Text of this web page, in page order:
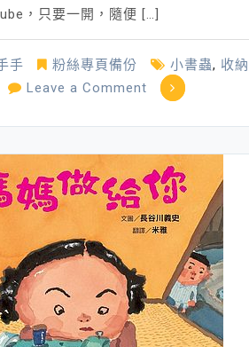
，只要一開，隨便 […]
手 粉絲專頁備份 小書蟲, 收納
Leave a Comment on
DIY
改
造
收
～〞
可
怕
的